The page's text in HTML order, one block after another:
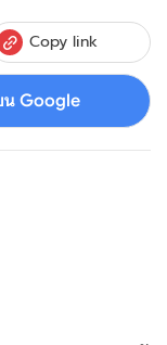
Copy link
น Google